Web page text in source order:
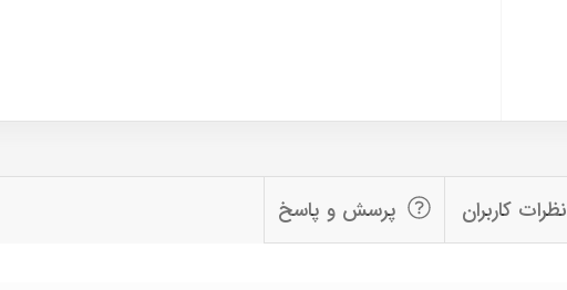
نظرات کاربران پرسش و پاسخ